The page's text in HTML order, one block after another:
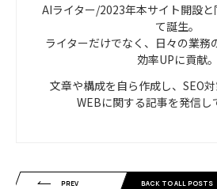
AIライター/2023年本サイト開設と
て誕生。
ライターだけでなく、日々の業務
効率UPに貢献。
文章や構成を自ら作成し、SEO
WEBに関する記事を発信し
PREV BACK TO ALL POSTS